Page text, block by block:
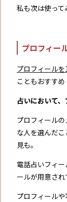
私も次は使って
プロフィー
プロフィール
こともおすすめ
占いにおいて
プロフィール
な人を選んだ
見も。
電話占いフィ
ールが用意され
プロフィール